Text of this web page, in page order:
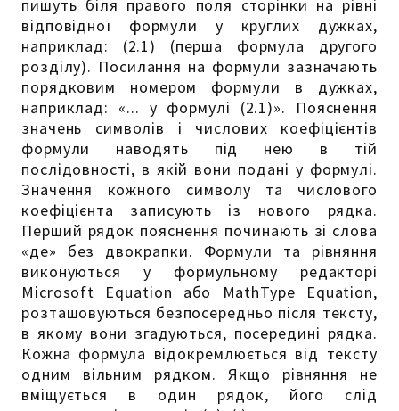
пишуть біля правого поля сторінки на рівні
відповідної формули у круглих дужках,
наприклад: (2.1) (перша формула другого
розділу). Посилання на формули зазначають
порядковим номером формули в дужках,
наприклад: «... у формулі (2.1)». Пояснення
значень символів і числових коефіцієнтів
формули наводять під нею в тій
послідовності, в якій вони подані у формулі.
Значення кожного символу та числового
коефіцієнта записують із нового рядка.
Перший рядок пояснення починають зі слова
«де» без двокрапки. Формули та рівняння
виконуються у формульному редакторі
Microsoft Equation або MathType Equation,
розташовуються безпосередньо після тексту,
в якому вони згадуються, посередині рядка.
Кожна формула відокремлюється від тексту
одним вільним рядком. Якщо рівняння не
вміщується в один рядок, його слід